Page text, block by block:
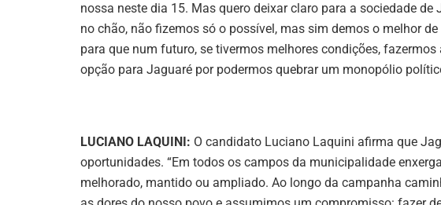
nossa neste dia 15. Mas quero deixar claro para a sociedade
no chão, não fizemos só o possível, mas sim demos o melhor
para que num futuro, se tivermos melhores condições,
opção para Jaguaré por podermos quebrar um monopólio
LUCIANO LAQUINI: O candidato Luciano Laquini afirma que
oportunidades. “Em todos os campos da municipalidade
melhorado, mantido ou ampliado. Ao longo da campanha